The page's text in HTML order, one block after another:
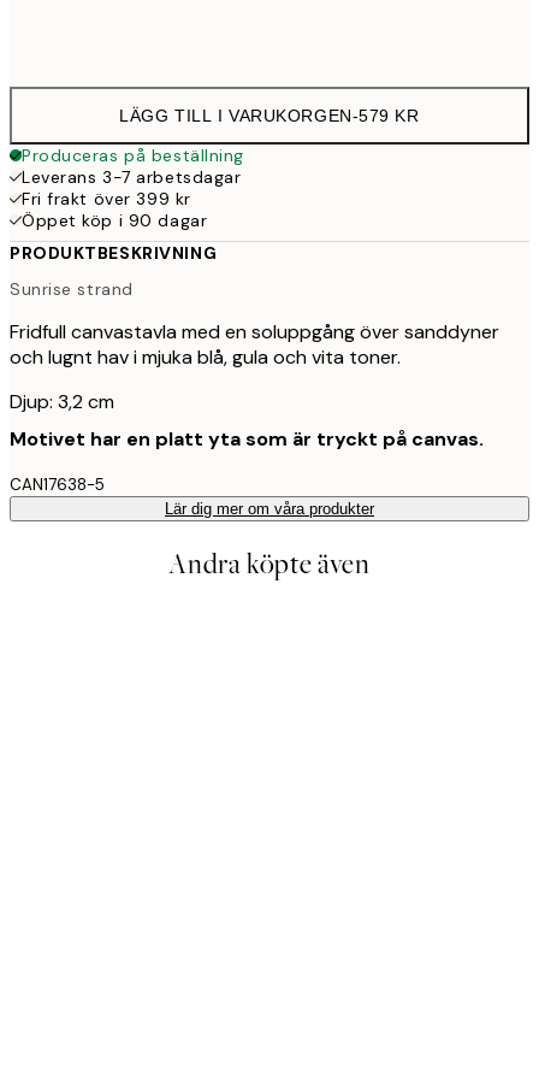
LÄGG TILL I VARUKORGEN-579 KR
Produceras på beställning
Leverans 3-7 arbetsdagar
Fri frakt över 399 kr
Öppet köp i 90 dagar
PRODUKTBESKRIVNING
Sunrise strand
Fridfull canvastavla med en soluppgång över sanddyner
och lugnt hav i mjuka blå, gula och vita toner.
Djup: 3,2 cm
Motivet har en platt yta som är tryckt på canvas.
CAN17638-5
Lär dig mer om våra produkter
Andra köpte även